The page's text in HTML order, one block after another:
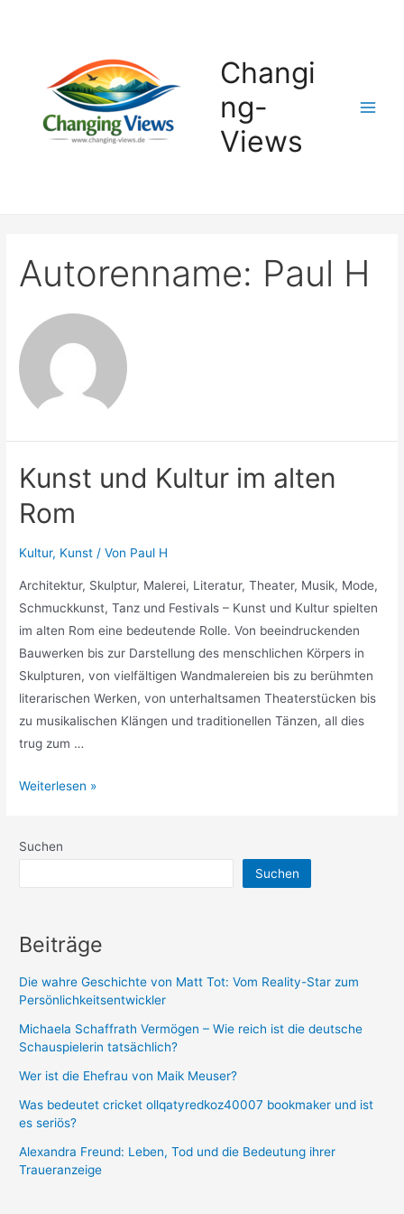
Changi
ng-
Views
Autorenname: Paul H
Kunst und Kultur im alten
Rom
Kultur, Kunst / Von Paul H
Architektur, Skulptur, Malerei, Literatur, Theater, Musik, Mode,
Schmuckkunst, Tanz und Festivals – Kunst und Kultur spielten
im alten Rom eine bedeutende Rolle. Von beeindruckenden
Bauwerken bis zur Darstellung des menschlichen Körpers in
Skulpturen, von vielfältigen Wandmalereien bis zu berühmten
literarischen Werken, von unterhaltsamen Theaterstücken bis
zu musikalischen Klängen und traditionellen Tänzen, all dies
trug zum …
Kunst
im
Weiterlesen »
Suchen
Suchen
Beiträge
Die wahre Geschichte von Matt Tot: Vom Reality-Star zum
Persönlichkeitsentwickler
Michaela Schaffrath Vermögen – Wie reich ist die deutsche
Schauspielerin tatsächlich?
Wer ist die Ehefrau von Maik Meuser?
Was bedeutet cricket ollqatyredkoz40007 bookmaker und ist
es seriös?
Alexandra Freund: Leben, Tod und die Bedeutung ihrer
Traueranzeige